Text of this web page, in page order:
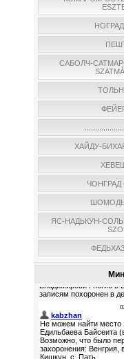
НОГРАД
САБОЛЧ-САТМАР-
ХАЙДУ-
ЧОНГРАД
ШОМОДЬ
ЯС-НАДЬКУН-